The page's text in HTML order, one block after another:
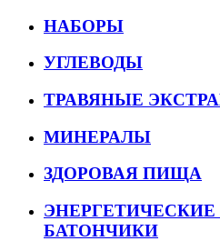
НАБОРЫ
УГЛЕВОДЫ
ТРАВЯНЫЕ
МИНЕРАЛЫ
ЗДОРОВАЯ ПИЩА
БАТОНЧИКИ